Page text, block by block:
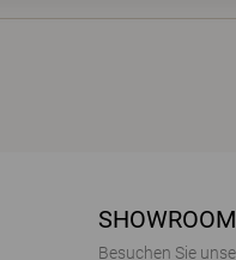
SHOWROOM
Besuchen Sie